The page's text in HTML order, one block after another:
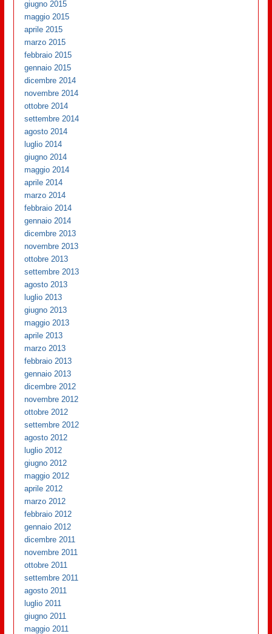
giugno 2015
maggio 2015
aprile 2015
marzo 2015
febbraio 2015
gennaio 2015
dicembre 2014
novembre 2014
ottobre 2014
settembre 2014
agosto 2014
luglio 2014
giugno 2014
maggio 2014
aprile 2014
marzo 2014
febbraio 2014
gennaio 2014
dicembre 2013
novembre 2013
ottobre 2013
settembre 2013
agosto 2013
luglio 2013
giugno 2013
maggio 2013
aprile 2013
marzo 2013
febbraio 2013
gennaio 2013
dicembre 2012
novembre 2012
ottobre 2012
settembre 2012
agosto 2012
luglio 2012
giugno 2012
maggio 2012
aprile 2012
marzo 2012
febbraio 2012
gennaio 2012
dicembre 2011
novembre 2011
ottobre 2011
settembre 2011
agosto 2011
luglio 2011
giugno 2011
maggio 2011